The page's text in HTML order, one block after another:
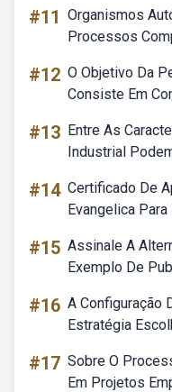
#11 Organismos
Processos
#12 O Objetivo Da
Consiste Em
#13 Entre As
Industrial
#14 Certificado De
Evangelica
#15 Assinale A
Exemplo De
#16 A Configuração
Estratégia
#17 Sobre O
Em Projetos